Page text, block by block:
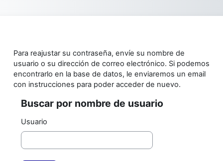
Para reajustar su contraseña, envíe su nombre de
usuario o su dirección de correo electrónico. Si podemos
encontrarlo en la base de datos, le enviaremos un email
con instrucciones para poder acceder de nuevo.
Buscar por nombre de usuario
Buscar por nombre de usuario
Usuario